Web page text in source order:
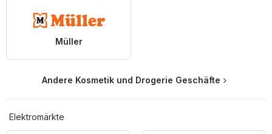
Müller
Andere Kosmetik und Drogerie Geschäfte
Elektromärkte